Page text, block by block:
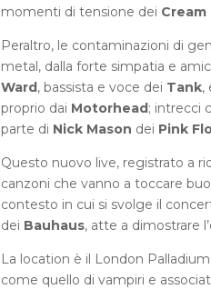
momenti di tensione dei Cream
Peraltro, le contaminazioni di
metal, dalla forte simpatia e
Ward, bassista e voce dei Tank,
proprio dai Motorhead; intrecci
parte di Nick Mason dei Pink
Questo nuovo live, registrato a
canzoni che vanno a toccare
contesto in cui si svolge il
dei Bauhaus, atte a dimostrare
La location è il London
come quello di vampiri e